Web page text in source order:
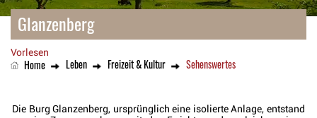
Glanzenberg
Vorlesen
Home Leben Freizeit & Kultur Sehenswertes
Die Burg Glanzenberg, ursprünglich eine isolierte Anlage, entstand